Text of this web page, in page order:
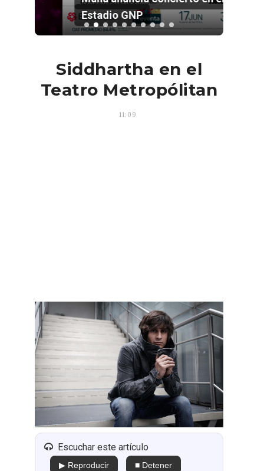
Estadio GNP
Siddhartha en el
Teatro Metropólitan
11:09
Escuchar este artículo
▶ Reproducir ■ Detener